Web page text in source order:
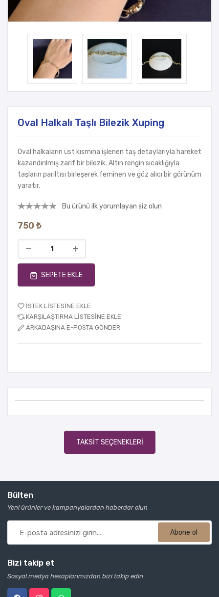
Oval Halkalı Taşlı Bilezik Xuping
Oval halkaların üst kısmına işlenen taş detaylarıyla hareket
kazandırılmış zarif bir bilezik. Altın rengin sıcaklığıyla
taşların parıltısı birleşerek feminen ve göz alıcı bir görünüm
yaratır.
Bu ürünü ilk yorumlayan siz olun
750 ₺
SEPETE EKLE
İSTEK LISTESINE EKLE
KARŞILAŞTIRMA LISTESINE EKLE
ARKADAŞINA E-POSTA GÖNDER
TAKSIT SEÇENEKLERI
Bülten
Yeni ürünler ve kampanyalardan haberdar olun
Abone ol
Bizi takip et
Sosyal medya hesaplarımızdan bizi takip edin